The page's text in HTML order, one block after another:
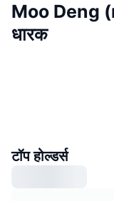
Moo Deng
धारक
टॉप होल्डर्स